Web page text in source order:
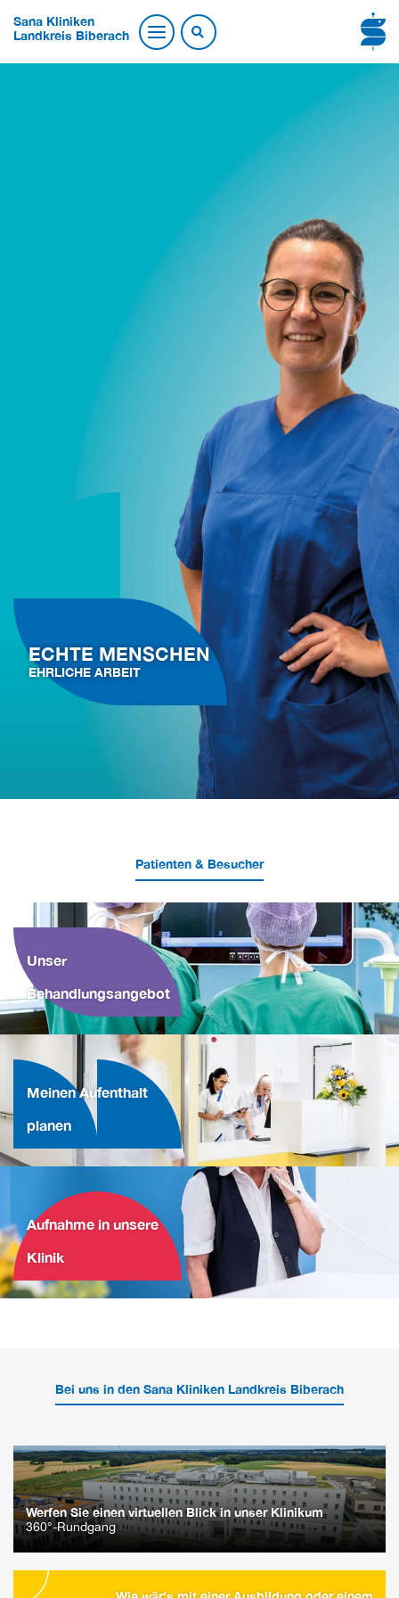
Sana Kliniken
Landkreis Biberach
ECHTE MENSCHEN
EHRLICHE ARBEIT
Patienten & Besucher
Unser
Behandlungsangebot
Meinen Aufenthalt
planen
Aufnahme in unsere
Klinik
Bei uns in den Sana Kliniken Landkreis Biberach
Werfen Sie einen virtuellen Blick in unser Klinikum
360°-Rundgang